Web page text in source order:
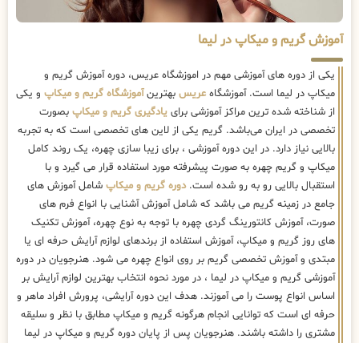
آموزش گریم و میکاپ در لیما
یکی از دوره های آموزشی مهم در اموزشگاه عریس، دوره آموزش گریم و
میکاپ در لیما است. آموزشگاه عریس بهترینآموزشگاه گریم و میکاپ و یکی
از شناخته شده ترین مراکز آموزشی برای یادگیری گریم و میکاپ بصورت
تخصصی در ایران می‌باشد. گریم یکی از لاین های تخصصی است که به تجربه
بالایی نیاز دارد. در این دوره آموزشی ، برای زیبا سازی چهره، یک روند کامل
میکاپ و گریم چهره به صورت پیشرفته مورد استفاده قرار می گیرد و با
استقبال بالایی رو به رو شده است.دوره گریم و میکاپ شامل آموزش های
جامع در زمینه گریم می باشد که شامل آموزش آشنایی با انواع فرم های
صورت، آموزش کانتورینگ گردی چهره با توجه به نوع چهره، آموزش تکنیک
های روز گریم و میکاپ، آموزش استفاده از برندهای لوازم آرایش حرفه ای یا
مبتدی و آموزش تخصصی گریم بر روی انواع چهره می شود. هنرجویان در دوره
آموزشی گریم و میکاپ در لیما ، در مورد نحوه انتخاب بهترین لوازم آرایش بر
اساس انواع پوست را می آموزند. هدف این دوره آرایشی، پرورش افراد ماهر و
حرفه ای است که توانایی انجام هرگونه گریم و میکاپ مطابق با نظر و سلیقه
مشتری را داشته باشند. هنرجویان پس از پایان دوره گریم و میکاپ در لیما